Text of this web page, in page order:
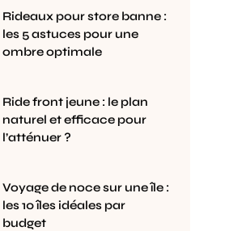
Rideaux pour store banne :
les 5 astuces pour une
ombre optimale
Ride front jeune : le plan
naturel et efficace pour
l’atténuer ?
Voyage de noce sur une île :
les 10 îles idéales par
budget